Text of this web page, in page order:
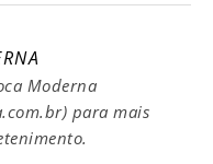
Moderna
para mais